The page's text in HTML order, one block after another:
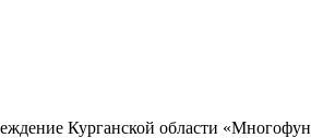
Курганской области